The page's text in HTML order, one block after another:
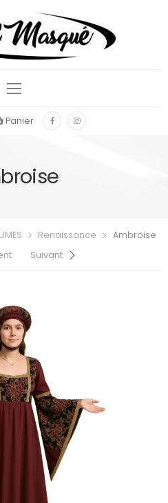
Panier
Renaissance
Ambroise
Suivant